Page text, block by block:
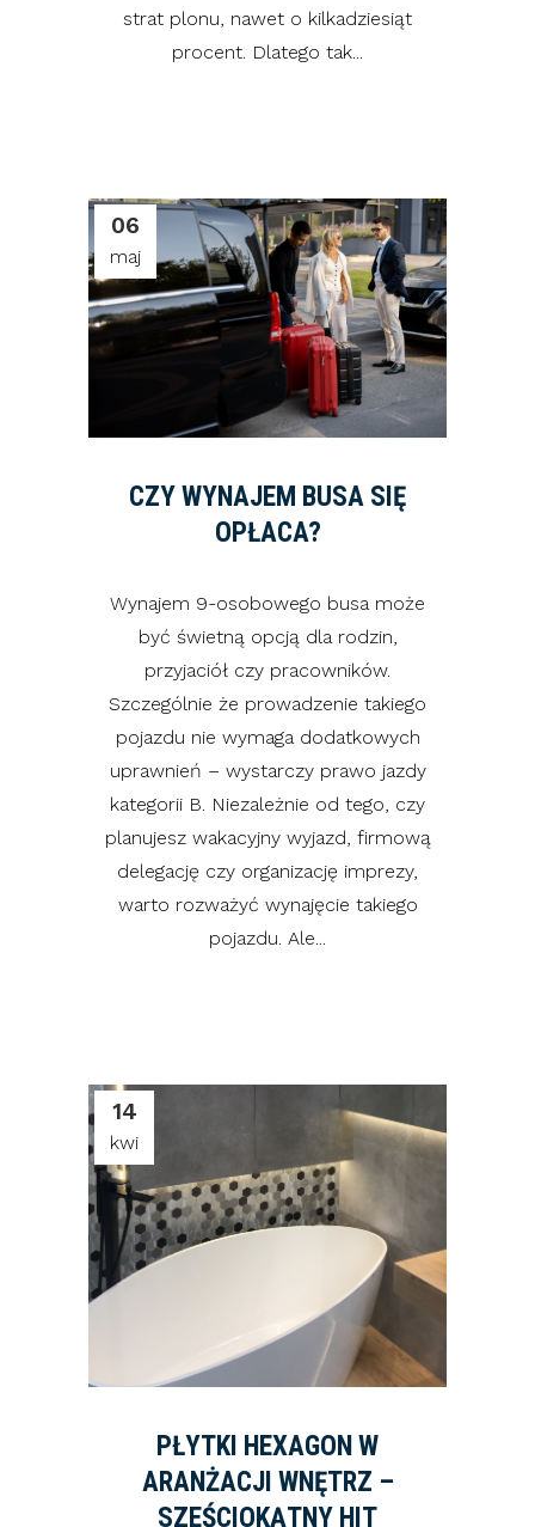
strat plonu, nawet o kilkadziesiąt
procent. Dlatego tak...
06
maj
CZY WYNAJEM BUSA SIĘ
OPŁACA?
Wynajem 9-osobowego busa może
być świetną opcją dla rodzin,
przyjaciół czy pracowników.
Szczególnie że prowadzenie takiego
pojazdu nie wymaga dodatkowych
uprawnień – wystarczy prawo jazdy
kategorii B. Niezależnie od tego, czy
planujesz wakacyjny wyjazd, firmową
delegację czy organizację imprezy,
warto rozważyć wynajęcie takiego
pojazdu. Ale...
14
kwi
PŁYTKI HEXAGON W
ARANŻACJI WNĘTRZ –
SZEŚCIOKĄTNY HIT